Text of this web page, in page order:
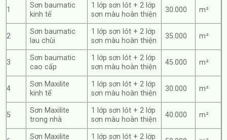
1
Sơn baumatic
kinh tế
1 lớp sơn lót + 2 lớp
sơn màu hoàn thiện
30.000 m²
2
Sơn baumatic
lau chùi
1 lớp sơn lót + 2 lớp
sơn màu hoàn thiện
35.000 m²
3
Sơn baumatic
cao cấp
1 lớp sơn lót + 2 lớp
sơn màu hoàn thiện
45.000 m²
4
Sơn Maxilite
kinh tế
1 lớp sơn lót + 2 lớp
sơn màu hoàn thiện
30.000 m²
5
Sơn Maxilite
trong nhà
1 lớp sơn lót + 2 lớp
sơn màu hoàn thiện
40.000 m²
Sơn Maxilite
1 lớp sơn lót + 2 lớp